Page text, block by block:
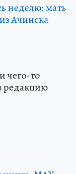
неделю: мать
Ачинска
чего-то
редакцию